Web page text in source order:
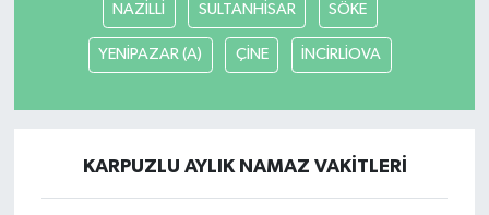
NAZİLLİ SULTANHİSAR SÖKE
YENİPAZAR (A) ÇİNE İNCİRLİOVA
KARPUZLU AYLIK NAMAZ VAKITLERI